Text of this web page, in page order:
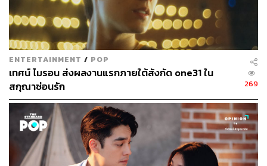
ENTERTAINMENT / POP
เทศน์ ไมรอน ส่งผลงานแรกภายใต้สังกัด one31 ใน
สกุณาซ่อนรัก
269